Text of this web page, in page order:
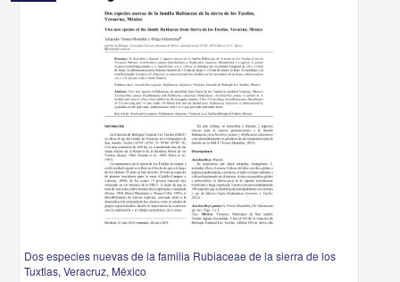
Dos especies nuevas de la familia Rubiaceae de la sierra de los
Tuxtlas, Veracruz, México